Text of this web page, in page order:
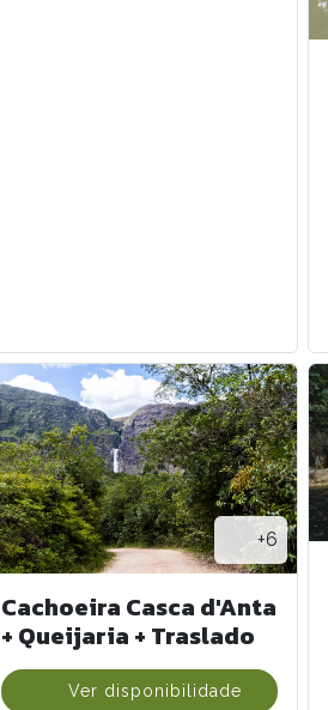
+6
Cachoeira Casca d'Anta
+ Queijaria + Traslado
Ver disponibilidade